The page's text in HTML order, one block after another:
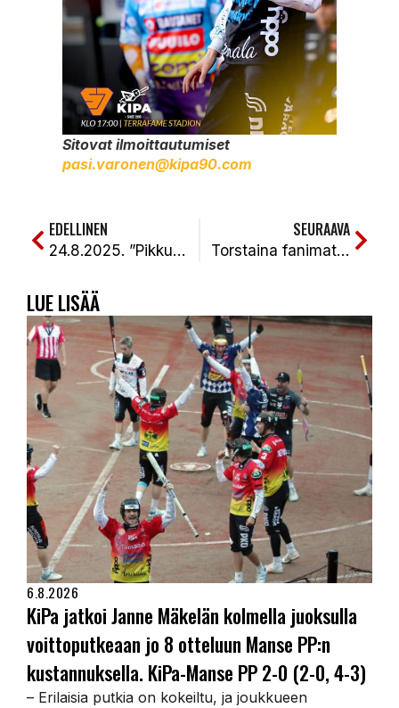
Sitovat ilmoittautumiset
pasi.varonen@kipa90.com
EDELLINEN
24.8.2025. ”Pikkusen oltiin perässä, ei paljoa.” Ulkopeli vahvaa, mutta kotiuttamisessa parannettavaa. Jymy-KiPa 2-0 (2-1, 2-1)
SEURAAVA
Torstaina fanimatkalle Sotkamoon!
LUE LISÄÄ
6.8.2026
KiPa jatkoi Janne Mäkelän kolmella juoksulla
voittoputkeaan jo 8 otteluun Manse PP:n
kustannuksella. KiPa-Manse PP 2-0 (2-0, 4-3)
– Erilaisia putkia on kokeiltu, ja joukkueen